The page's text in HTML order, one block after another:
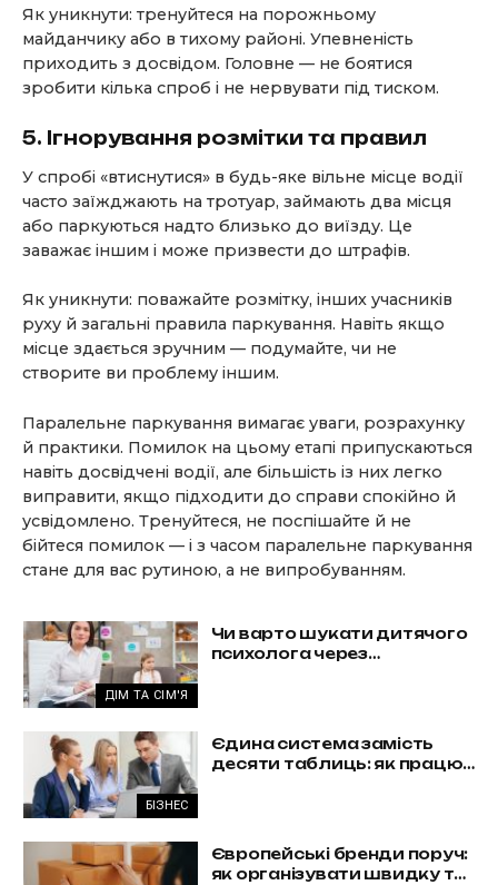
Як уникнути: тренуйтеся на порожньому
майданчику або в тихому районі. Упевненість
приходить з досвідом. Головне — не боятися
зробити кілька спроб і не нервувати під тиском.
5. Ігнорування розмітки та правил
У спробі «втиснутися» в будь-яке вільне місце водії
часто заїжджають на тротуар, займають два місця
або паркуються надто близько до виїзду. Це
заважає іншим і може призвести до штрафів.
Як уникнути: поважайте розмітку, інших учасників
руху й загальні правила паркування. Навіть якщо
місце здається зручним — подумайте, чи не
створите ви проблему іншим.
Паралельне паркування вимагає уваги, розрахунку
й практики. Помилок на цьому етапі припускаються
навіть досвідчені водії, але більшість із них легко
виправити, якщо підходити до справи спокійно й
усвідомлено. Тренуйтеся, не поспішайте й не
бійтеся помилок — і з часом паралельне паркування
стане для вас рутиною, а не випробуванням.
ДІМ ТА СІМ'Я
Чи варто шукати дитячого
психолога через
БІЗНЕС
Єдина система замість
десяти таблиць: як працює
Європейські бренди поруч:
як організувати швидку та